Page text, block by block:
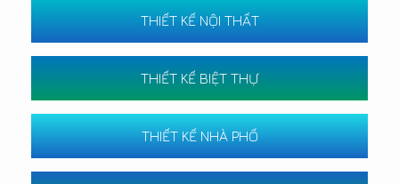
THIẾT KẾ NỘI THẤT
THIẾT KẾ BIỆT THỰ
THIẾT KẾ NHÀ PHỐ